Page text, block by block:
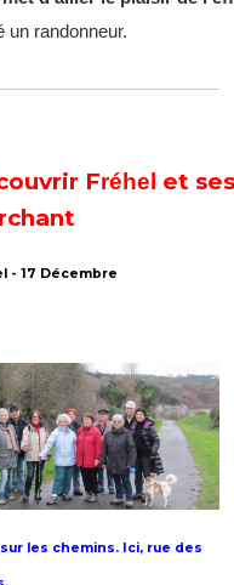
un randonneur.
Fréhel et
- 17 Décembre
les chemins. Ici, rue des